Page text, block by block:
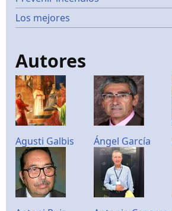
Los mejores
Autores
Agusti Galbis Ángel García